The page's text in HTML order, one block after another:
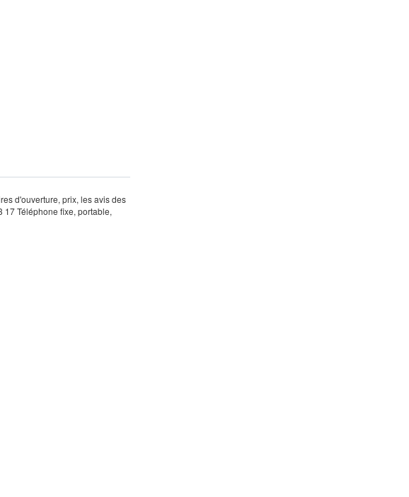
d'ouverture, prix, les avis des
Téléphone fixe, portable,